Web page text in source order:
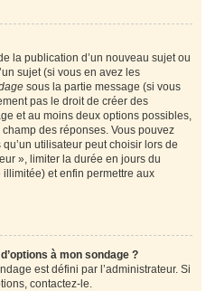
la publication d’un nouveau sujet ou
sujet (si vous en avez les
sous la partie message (si vous
pas le droit de créer des
et au moins deux options possibles,
des réponses. Vous pouvez
utilisateur peut choisir lors de
», limiter la durée en jours du
et enfin permettre aux
à mon sondage ?
est défini par l’administrateur. Si
contactez-le.